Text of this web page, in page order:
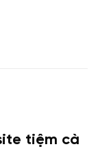
tiệm cà